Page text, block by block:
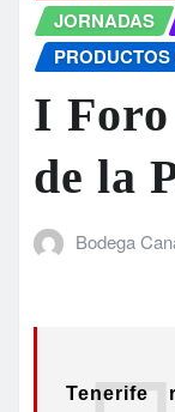
JORNADAS
I
de la
Bodega
Tenerife